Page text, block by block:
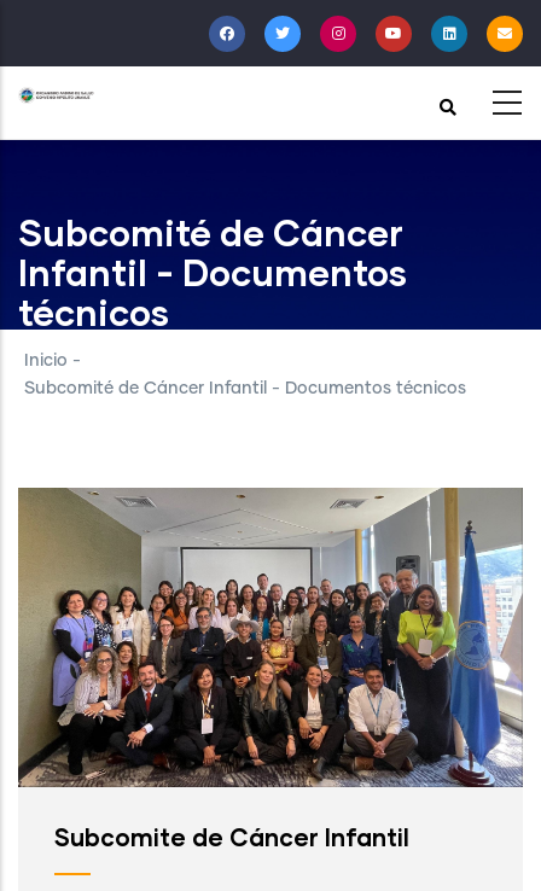
al
contenido
principal
Subcomité de Cáncer
Infantil - Documentos
técnicos
Inicio -
Subcomité de Cáncer Infantil - Documentos técnicos
Subcomite de Cáncer Infantil